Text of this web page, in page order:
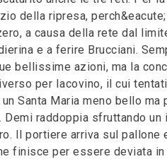
della ripresa,
a causa della rete dal
e a ferire Brucciani.
bellissime azioni, ma la
per Iacovino, il cui
Santa Maria meno bello ma
raddoppia sfruttando un
Il portiere arriva sul pallone
finisce per essere deviata